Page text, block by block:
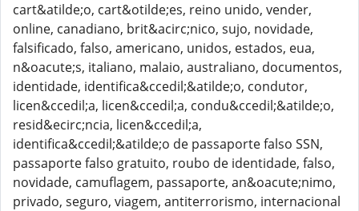
cart&atilde;o, cart&otilde;es, reino unido, vender,
online, canadiano, brit&acirc;nico, sujo, novidade,
falsificado, falso, americano, unidos, estados, eua,
n&oacute;s, italiano, malaio, australiano, documentos,
identidade, identifica&ccedil;&atilde;o, condutor,
licen&ccedil;a, licen&ccedil;a, condu&ccedil;&atilde;o,
resid&ecirc;ncia, licen&ccedil;a,
identifica&ccedil;&atilde;o de passaporte falso SSN,
passaporte falso gratuito, roubo de identidade, falso,
novidade, camuflagem, passaporte, an&oacute;nimo,
privado, seguro, viagem, antiterrorismo, internacional